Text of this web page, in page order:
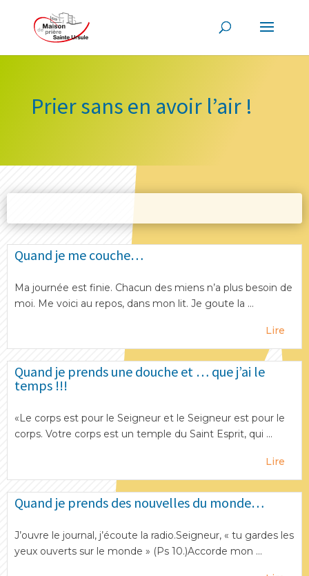
Prier sans en avoir l’air !
Quand je me couche…
Ma journée est finie. Chacun des miens n’a plus besoin de
moi. Me voici au repos, dans mon lit. Je goute la ...
Lire
Quand je prends une douche et … que j’ai le
temps !!!
«Le corps est pour le Seigneur et le Seigneur est pour le
corps. Votre corps est un temple du Saint Esprit, qui ...
Lire
Quand je prends des nouvelles du monde…
J’ouvre le journal, j’écoute la radio.Seigneur, « tu gardes les
yeux ouverts sur le monde » (Ps 10.)Accorde mon ...